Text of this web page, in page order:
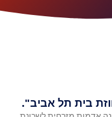
בית תל אביב".